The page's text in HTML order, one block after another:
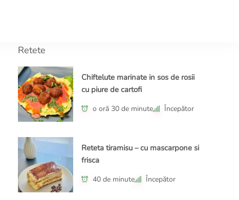
Retete
Chiftelute marinate in sos de rosii
cu piure de cartofi
o oră 30 de minute Începător
Reteta tiramisu – cu mascarpone si
frisca
40 de minute Începător